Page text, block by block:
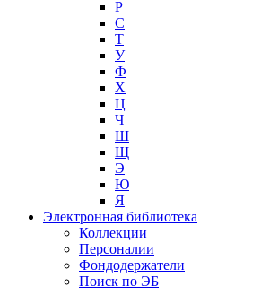
Р
С
Т
У
Ф
Х
Ц
Ч
Ш
Щ
Э
Ю
Я
Электронная библиотека
Коллекции
Персоналии
Фондодержатели
Поиск по ЭБ